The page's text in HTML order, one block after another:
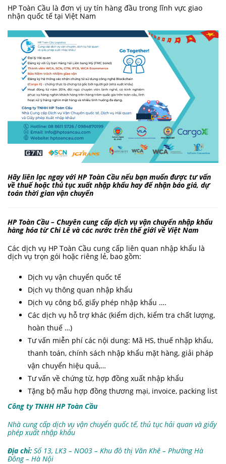
HP Toàn Cầu là đơn vị uy tín hàng đầu trong lĩnh vực giao
nhận quốc tế tại Việt Nam
Hãy liên lạc ngay với HP Toàn Cầu nếu bạn muốn được tư vấn
về thuế hoặc thủ tục xuất nhập khẩu hay để nhận báo giá, dự
toán thời gian vận chuyển
HP Toàn Cầu – Chuyên cung cấp dịch vụ vận chuyển nhập khẩu
hàng hóa từ Chi Lê và các nước trên thế giới về Việt Nam
Các dịch vụ HP Toàn Cầu cung cấp liên quan nhập khẩu là
dịch vụ trọn gói hoặc riêng lẻ, bao gồm:
Dịch vụ vận chuyển quốc tế
Dịch vụ thông quan nhập khẩu
Dịch vụ công bố, giấy phép nhập khẩu ….
Các dịch vụ hỗ trợ khác (kiểm dịch, kiểm tra chất lượng,
hoàn thuế …)
Tư vấn miễn phí các nội dung: Mã HS, thuế nhập khẩu,
thanh toán, chính sách nhập khẩu mặt hàng, giải pháp
vận chuyển hiệu quả,…
Tư vấn về chứng từ, hợp đồng xuất nhập khẩu
Tặng bộ mẫu hợp đồng thương mại, invoice, packing list
Công ty TNHH HP Toàn Cầu
Nhà cung cấp dịch vụ vận chuyển quốc tế, thủ tục hải quan và giấy
phép xuất nhập khẩu
Địa chỉ: Số 13, LK3 – NO03 – Khu đô thị Văn Khê – Phường Hà
Đông – Hà Nội